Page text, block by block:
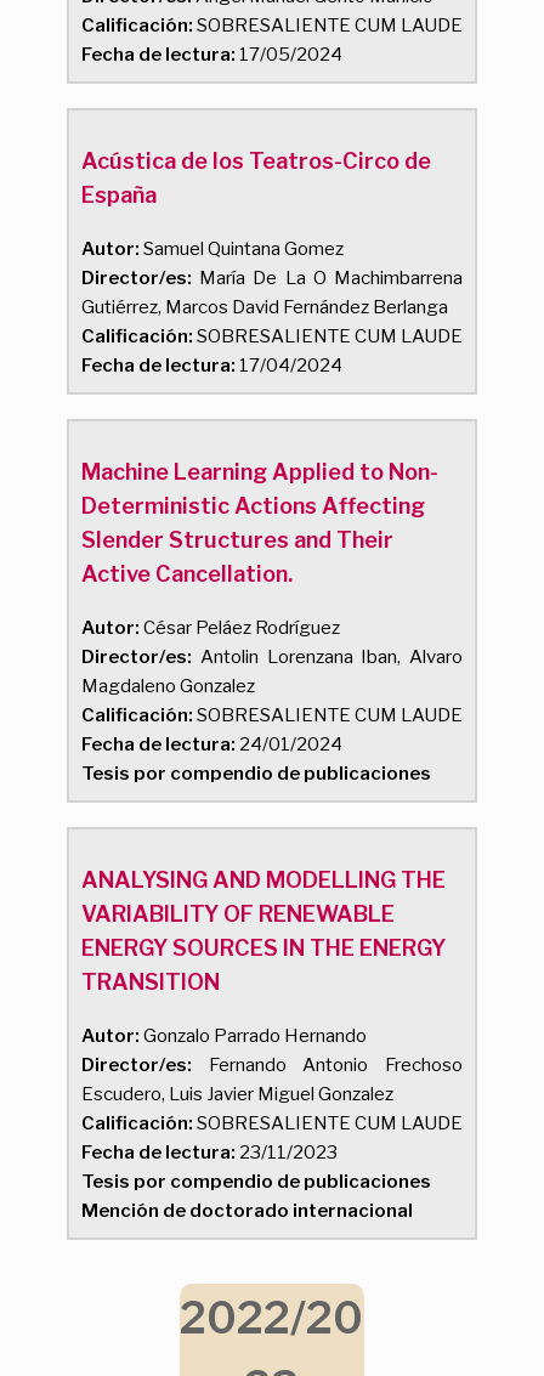
Calificación: SOBRESALIENTE CUM LAUDE
Fecha de lectura: 17/05/2024
Acústica de los Teatros-Circo de
España
Autor: Samuel Quintana Gomez
Director/es: María De La O Machimbarrena
Gutiérrez, Marcos David Fernández Berlanga
Calificación: SOBRESALIENTE CUM LAUDE
Fecha de lectura: 17/04/2024
Machine Learning Applied to Non-
Deterministic Actions Affecting
Slender Structures and Their
Active Cancellation.
Autor: César Peláez Rodríguez
Director/es: Antolin Lorenzana Iban, Alvaro
Magdaleno Gonzalez
Calificación: SOBRESALIENTE CUM LAUDE
Fecha de lectura: 24/01/2024
Tesis por compendio de publicaciones
ANALYSING AND MODELLING THE
VARIABILITY OF RENEWABLE
ENERGY SOURCES IN THE ENERGY
TRANSITION
Autor: Gonzalo Parrado Hernando
Director/es: Fernando Antonio Frechoso
Escudero, Luis Javier Miguel Gonzalez
Calificación: SOBRESALIENTE CUM LAUDE
Fecha de lectura: 23/11/2023
Tesis por compendio de publicaciones
Mención de doctorado internacional
2022/20